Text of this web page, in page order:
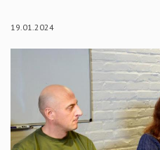
19.01.2024